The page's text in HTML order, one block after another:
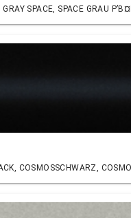
GRAY SPACE, SPACE GRAU
COSMOSSCHWARZ,